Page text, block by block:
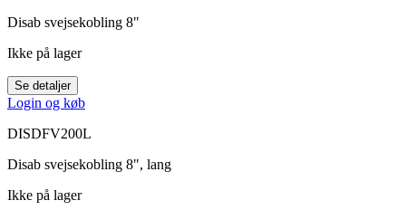
Disab svejsekobling 8"
Ikke på lager
Se detaljer
Login og køb
DISDFV200L
Disab svejsekobling 8", lang
Ikke på lager